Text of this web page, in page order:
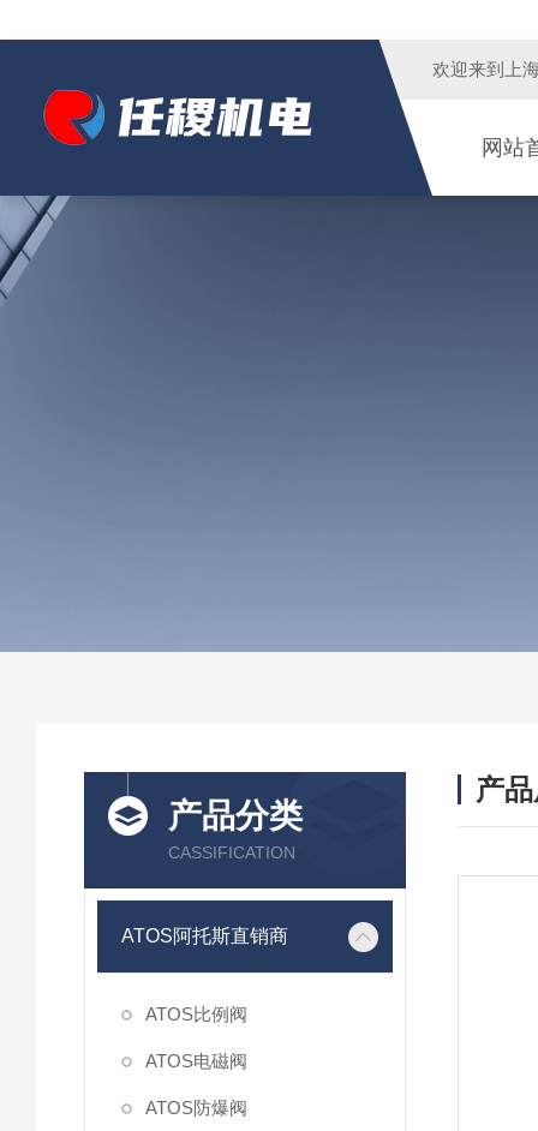
欢迎来到 上
网站
产品分类
CASSIFICATION
ATOS阿托斯直销商
ATOS比例阀
ATOS电磁阀
ATOS防爆阀
产